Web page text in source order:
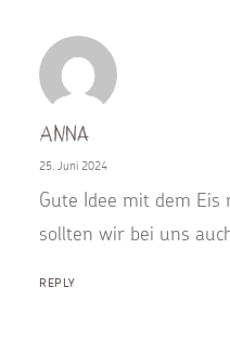
Anna
25. Juni 2024
Gute Idee mit dem Eis
sollten wir bei uns
REPLY